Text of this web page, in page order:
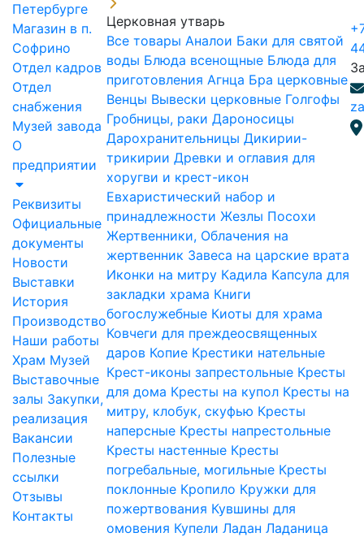
Петербурге
Магазин в п.
Софрино
Отдел кадров
Отдел
снабжения
Музей завода
О
предприятии
Реквизиты
Официальные
документы
Новости
Выставки
История
Производство
Наши работы
Храм Музей
Выставочные
залы Закупки,
реализация
Вакансии
Полезные
ссылки
Отзывы
Контакты
Церковная утварь
Все товары Аналои Баки для святой
воды Блюда всенощные Блюда для
приготовления Агнца Бра церковные
Венцы Вывески церковные Голгофы
Гробницы, раки Дароносицы
Дарохранительницы Дикирии-
трикирии Древки и оглавия для
хоругви и крест-икон
Евхаристический набор и
принадлежности Жезлы Посохи
Жертвенники, Облачения на
жертвенник Завеса на царские врата
Иконки на митру Кадила Капсула для
закладки храма Книги
богослужебные Киоты для храма
Ковчеги для преждеосвященных
даров Копие Крестики нательные
Крест-иконы запрестольные Кресты
для дома Кресты на купол Кресты на
митру, клобук, скуфью Кресты
наперсные Кресты напрестольные
Кресты настенные Кресты
погребальные, могильные Кресты
поклонные Кропило Кружки для
пожертвования Кувшины для
омовения Купели Ладан Ладаница